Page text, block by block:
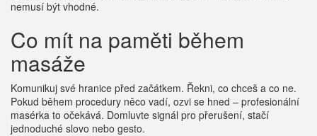
nemusí být vhodné.
Co mít na paměti během
masáže
Komunikuj své hranice před začátkem. Řekni, co chceš a co ne.
Pokud během procedury něco vadí, ozvi se hned – profesionální
masérka to očekává. Domluvte signál pro přerušení, stačí
jednoduché slovo nebo gesto.